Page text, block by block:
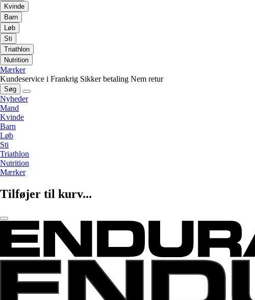
Kvinde
Barn
Løb
Sti
Triathlon
Nutrition
Mærker
Kundeservice i Frankrig Sikker betaling Nem retur
Søg
Nyheder
Mand
Kvinde
Barn
Løb
Sti
Triathlon
Nutrition
Mærker
Tilføjer til kurv...